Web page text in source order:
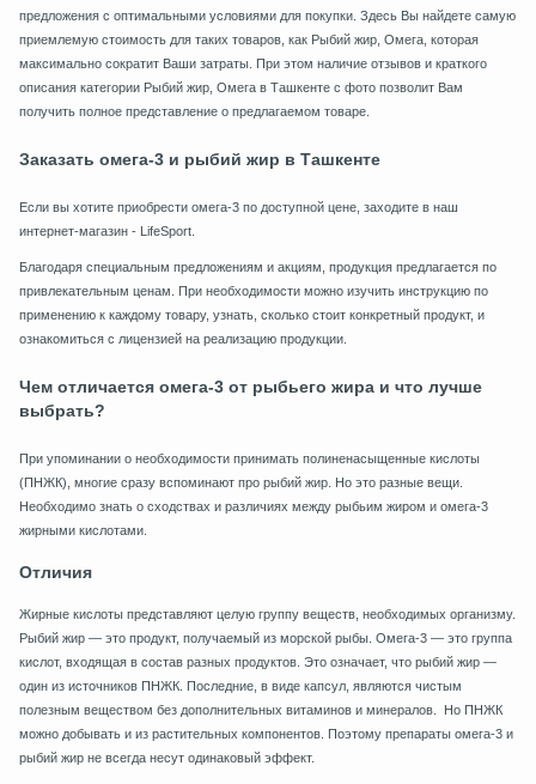
предложения с оптимальными условиями для покупки. Здесь Вы найдете самую
приемлемую стоимость для таких товаров, как Рыбий жир, Омега, которая
максимально сократит Ваши затраты. При этом наличие отзывов и краткого
описания категории Рыбий жир, Омега в Ташкенте с фото позволит Вам
получить полное представление о предлагаемом товаре.
Заказать омега-3 и рыбий жир в Ташкенте
Если вы хотите приобрести омега-3 по доступной цене, заходите в наш
интернет-магазин - LifeSport.
Благодаря специальным предложениям и акциям, продукция предлагается по
привлекательным ценам. При необходимости можно изучить инструкцию по
применению к каждому товару, узнать, сколько стоит конкретный продукт, и
ознакомиться с лицензией на реализацию продукции.
Чем отличается омега-3 от рыбьего жира и что лучше
выбрать?
При упоминании о необходимости принимать полиненасыщенные кислоты
(ПНЖК), многие сразу вспоминают про рыбий жир. Но это разные вещи.
Необходимо знать о сходствах и различиях между рыбьим жиром и омега-3
жирными кислотами.
Отличия
Жирные кислоты представляют целую группу веществ, необходимых организму.
Рыбий жир — это продукт, получаемый из морской рыбы. Омега-3 — это группа
кислот, входящая в состав разных продуктов. Это означает, что рыбий жир —
один из источников ПНЖК. Последние, в виде капсул, являются чистым
полезным веществом без дополнительных витаминов и минералов. Но ПНЖК
можно добывать и из растительных компонентов. Поэтому препараты омега-3 и
рыбий жир не всегда несут одинаковый эффект.